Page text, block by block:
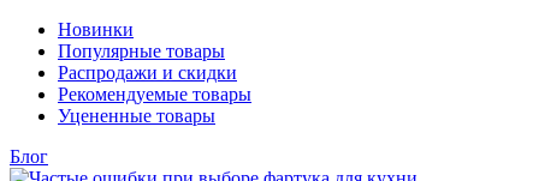
Новинки
Популярные товары
Распродажи и скидки
Рекомендуемые товары
Уцененные товары
Блог